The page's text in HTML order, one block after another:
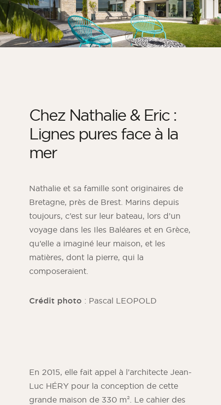
Parement chambre
Parement cuisine
Parement pour salle de bain
Parement façade extérieure
Mur de terrasse
Parement pour piscine en pierre
Aménagements extérieurs
Magazine ORSOL
l’esthétique et les textures ORSOL.
Chez Nathalie & Eric :
Lignes pures face à la
mer
Nathalie et sa famille sont originaires de
Bretagne, près de Brest. Marins depuis
toujours, c’est sur leur bateau, lors d’un
voyage dans les Iles Baléares et en Grèce,
qu’elle a imaginé leur maison, et les
matières, dont la pierre, qui la
composeraient.
Crédit photo : Pascal LEOPOLD
En 2015, elle fait appel à l’architecte Jean-
Luc HÉRY pour la conception de cette
grande maison de 330 m². Le cahier des